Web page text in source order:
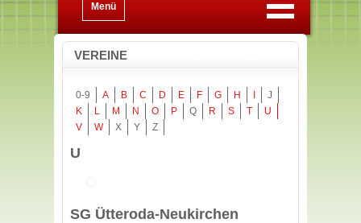
Menü
VEREINE
0-9 A B C D E F G H
J
K
L M N O P Q R S T
U
V
W X Y Z
U
SG Ütteroda-Neukirchen